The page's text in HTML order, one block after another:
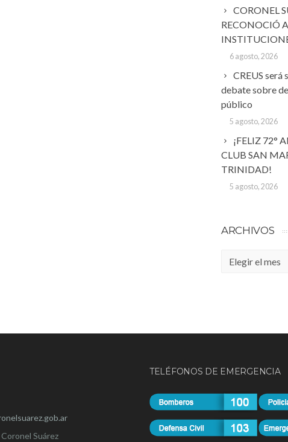
CORONEL
RECONOCIÓ
6 agosto, 2026
CREUS será
debate sobre
público
5 agosto, 2026
¡FELIZ 72°
CLUB SAN
TRINIDAD!
5 agosto, 2026
ARCHIVOS
Archivos
Suárez
TELÉFONOS DE EMERGENCIA